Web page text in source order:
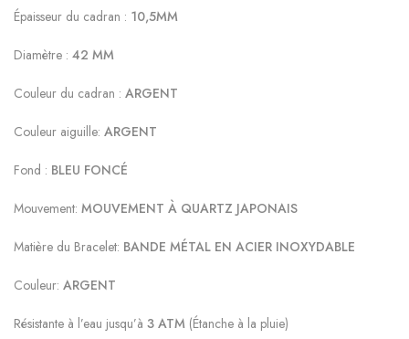
Épaisseur du cadran : 10,5MM
Diamètre : 42 MM
Couleur du cadran : ARGENT
Couleur aiguille: ARGENT
Fond : BLEU FONCÉ
Mouvement: MOUVEMENT À QUARTZ JAPONAIS
Matière du Bracelet: BANDE MÉTAL EN ACIER INOXYDABLE
Couleur: ARGENT
Résistante à l’eau jusqu’à 3 ATM (Étanche à la pluie)